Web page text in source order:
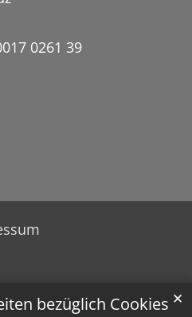
bezüglich Cookies ✕
0261 39
auf Facebook